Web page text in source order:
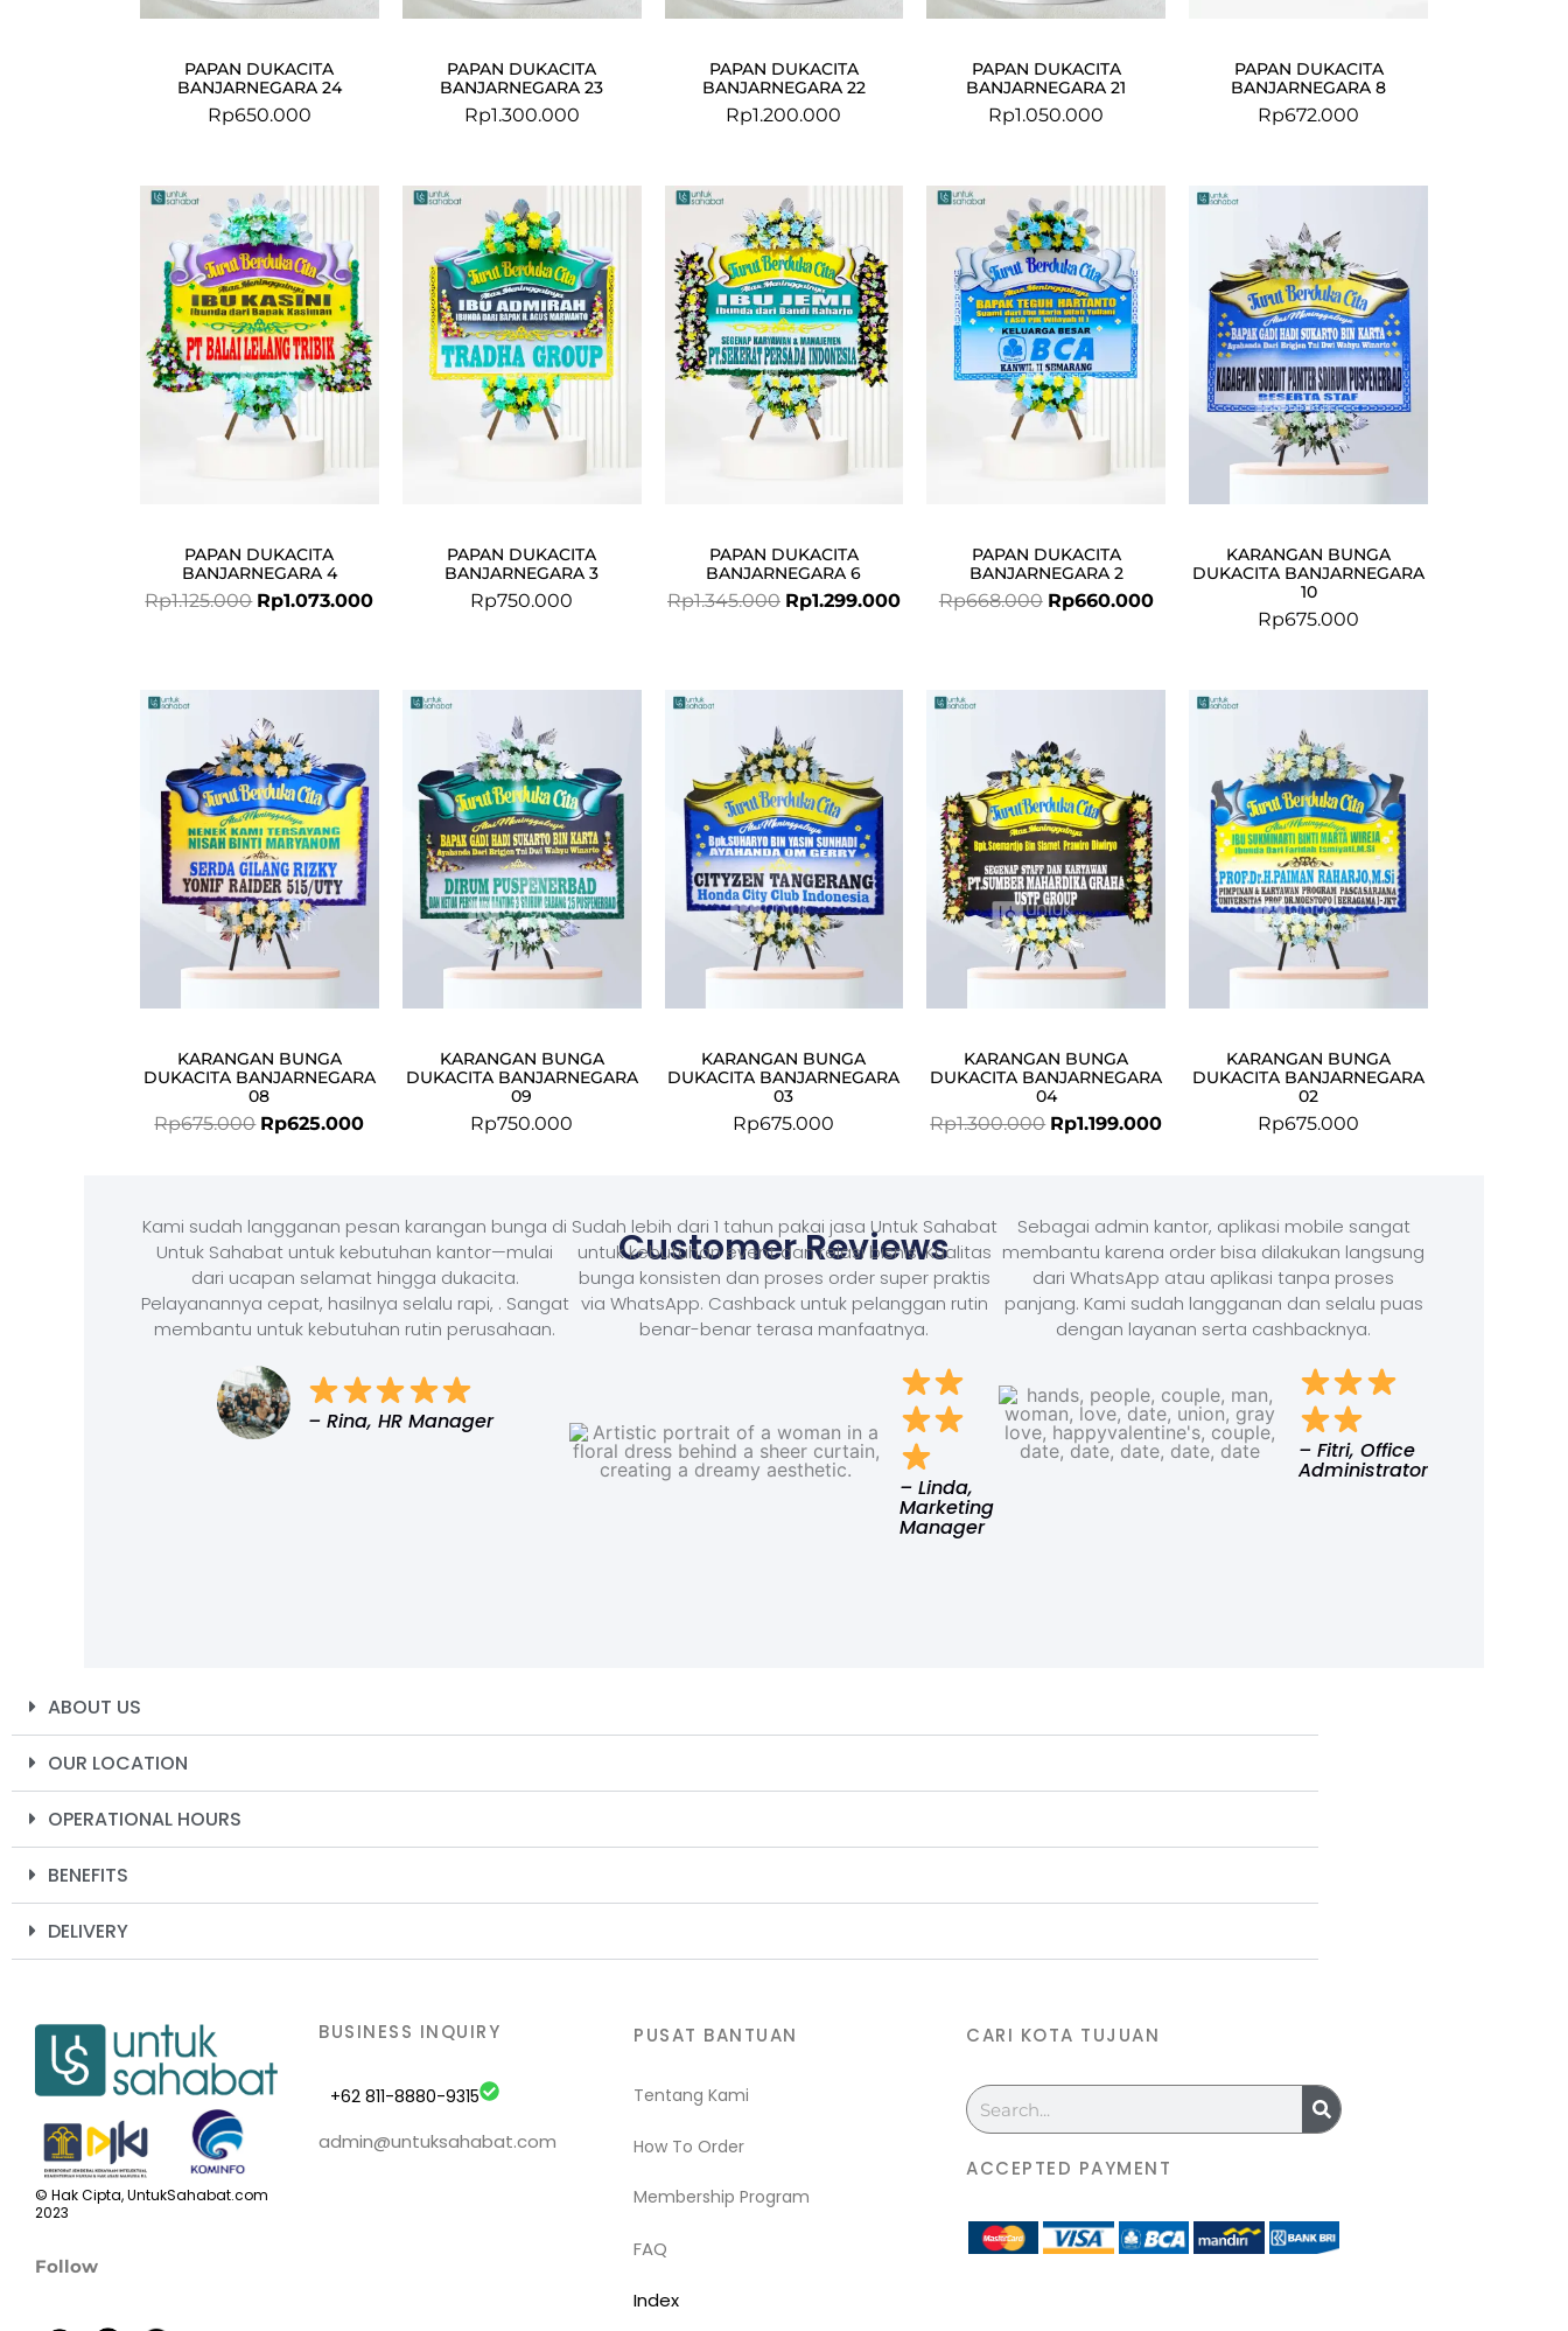
PAPAN DUKACITA
BANJARNEGARA 24
Rp650.000
PAPAN DUKACITA
BANJARNEGARA 23
Rp1.300.000
PAPAN DUKACITA
BANJARNEGARA 22
Rp1.200.000
PAPAN DUKACITA
BANJARNEGARA 21
Rp1.050.000
PAPAN DUKACITA
BANJARNEGARA 8
Rp672.000
PAPAN DUKACITA
BANJARNEGARA 4
Rp1.125.000
Original
price
was:
Rp1.125.000.
Rp1.073.000
Current
Rp1.073.000.
PAPAN DUKACITA
BANJARNEGARA 3
Rp750.000
PAPAN DUKACITA
BANJARNEGARA 6
Rp1.345.000
Original
price
was:
Rp1.345.000.
Rp1.299.000
Current
Rp1.299.000.
PAPAN DUKACITA
BANJARNEGARA 2
Rp668.000
Original
price
was:
Rp668.000.
Rp660.000
Current
Rp660.000.
KARANGAN BUNGA
DUKACITA BANJARNEGARA
10
Rp675.000
KARANGAN BUNGA
DUKACITA BANJARNEGARA
08
Rp675.000
price
was:
Rp675.000.
Rp625.000
Current
Rp625.000.
KARANGAN BUNGA
DUKACITA BANJARNEGARA
09
Rp750.000
KARANGAN BUNGA
DUKACITA BANJARNEGARA
03
Rp675.000
KARANGAN BUNGA
DUKACITA BANJARNEGARA
04
Rp1.300.000
was:
Rp1.300.000.
Rp1.199.000
Current
Rp1.199.000.
KARANGAN BUNGA
DUKACITA BANJARNEGARA
02
Rp675.000
Customer Reviews
Kami sudah langganan pesan karangan bunga di
Untuk Sahabat untuk kebutuhan kantor—mulai
dari ucapan selamat hingga dukacita.
Pelayanannya cepat, hasilnya selalu rapi, . Sangat
membantu untuk kebutuhan rutin perusahaan.
– Rina, HR Manager
Sudah lebih dari 1 tahun pakai jasa Untuk Sahabat
untuk kebutuhan event dan relasi bisnis. Kualitas
bunga konsisten dan proses order super praktis
via WhatsApp. Cashback untuk pelanggan rutin
benar-benar terasa manfaatnya.
– Linda,
Marketing
Manager
Sebagai admin kantor, aplikasi mobile sangat
membantu karena order bisa dilakukan langsung
dari WhatsApp atau aplikasi tanpa proses
panjang. Kami sudah langganan dan selalu puas
dengan layanan serta cashbacknya.
– Fitri, Office
Administrator
ABOUT US
OUR LOCATION
OPERATIONAL HOURS
BENEFITS
DELIVERY
© Hak Cipta, UntukSahabat.com
2023
Follow
BUSINESS INQUIRY
+62 811-8880-9315
admin@untuksahabat.com
PUSAT BANTUAN
Tentang Kami
How To Order
Membership Program
FAQ
Index
CARI KOTA TUJUAN
Search
ACCEPTED PAYMENT